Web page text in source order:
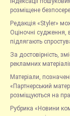
розміщене
Редакція «Styler»
Оціночні судження,
підлягають
За достовірність,
рекламних
Матеріали,
«Партнерський
розміщуються на
Рубрика «Новини